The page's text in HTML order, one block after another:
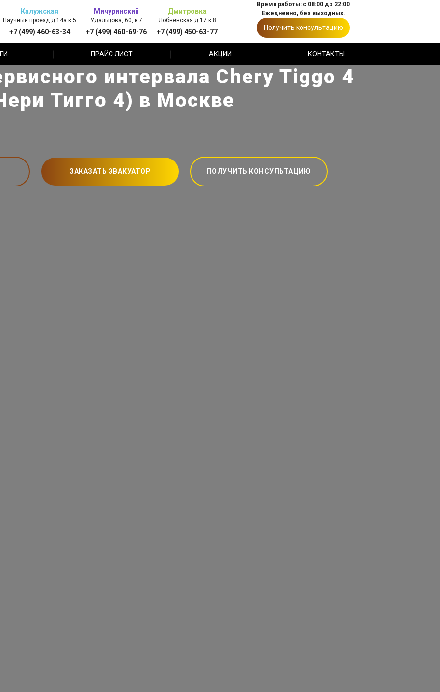
Калужская
Научный проезд д.14а к.5
+7 (499) 460-63-34
Мичуринский
Удальцова, 60, к.7
+7 (499) 460-69-76
Дмитровка
Лобненская д.17 к.8
+7 (499) 450-63-77
Время работы: с 08:00 до 22:00
Ежедневно, без выходных.
Получить консультацию
ПРАЙС ЛИСТ АКЦИИ КОНТАКТЫ
интервала Chery Tiggo 4
Тигго 4) в Москве
ЗАКАЗАТЬ ЭВАКУАТОР ПОЛУЧИТЬ КОНСУЛЬТАЦИЮ